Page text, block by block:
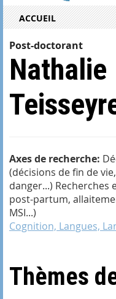
ACCUEIL
Post-doctorant
Nathalie
Axes de recherche:
(décisions de fin de
danger...)
post-partum,
MSI...)
Cognition, Langues,
Thèmes